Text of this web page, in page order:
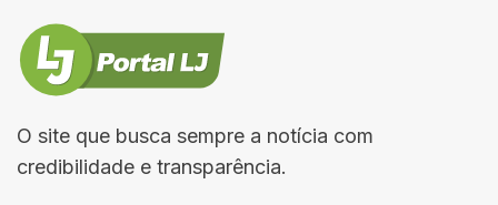
O site que busca sempre a notícia com
credibilidade e transparência.